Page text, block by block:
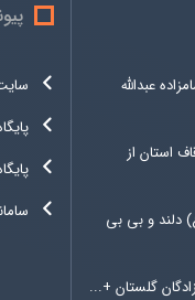
عبدالله
استان از
دلند و بی بی
گلستان +...